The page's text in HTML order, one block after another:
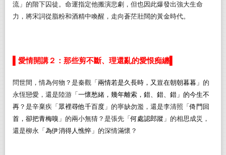
流 」的階下囚徒。命運指定他搬演悲劇，但也因此爆發出強大生命
力，將宋詞從脂粉和酒精中喚醒，走向蒼茫壯闊的黃金時代。
愛情開講２：那些剪不斷、理還亂的愛恨痴纏
問世間，情為何物？ 是秦觀「 兩情若是久長時，又豈在朝朝暮暮 」的
永恆戀愛，還是陸游「 一懷愁緒，幾年離索，錯、錯、錯 」的今生不
再 ？是辛棄疾「 眾裡尋他千百度 」的寧缺勿濫，還是李清照「倚門回
首，卻把青梅嗅 」的兩小無猜？是張先「何處認郎蹤 」的相思成災，
還是柳永「 為伊消得人憔悴 」的深情滿懷？